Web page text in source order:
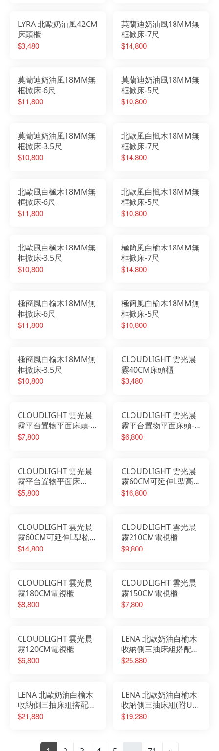
LYRA 北歐奶油風42CM
床頭櫃
$3,480
莫蘭迪奶油風18MM無
框掀床-7尺
$14,800
莫蘭迪奶油風18MM無
框掀床-6尺
$11,800
莫蘭迪奶油風18MM無
框掀床-5尺
$10,800
莫蘭迪奶油風18MM無
框掀床-3.5尺
$10,800
北歐風白楓木18MM無
框掀床-7尺
$14,800
北歐風白楓木18MM無
框掀床-6尺
$11,800
北歐風白楓木18MM無
框掀床-5尺
$10,800
北歐風白楓木18MM無
框掀床-3.5尺
$10,800
極簡風白榆木18MM無
框掀床-7尺
$14,800
極簡風白榆木18MM無
框掀床-6尺
$11,800
極簡風白榆木18MM無
框掀床-5尺
$10,800
極簡風白榆木18MM無
框掀床-3.5尺
$10,800
CLOUDLIGHT 雲光晨
霧40CM床頭櫃
$3,480
CLOUDLIGHT 雲光晨
霧平台置物平面床頭-6
尺
$7,800
CLOUDLIGHT 雲光晨
霧平台置物平面床頭-5
尺
$6,800
CLOUDLIGHT 雲光晨
霧平台置物平面床
頭-3.5尺
$5,800
CLOUDLIGHT 雲光晨
霧60CM可延伸L型高被
櫥梳桌櫃組
$16,800
CLOUDLIGHT 雲光晨
霧60CM可延伸L型梳桌
櫃組
$14,800
CLOUDLIGHT 雲光晨
霧210CM電視櫃
$9,800
CLOUDLIGHT 雲光晨
霧180CM電視櫃
$8,800
CLOUDLIGHT 雲光晨
霧150CM電視櫃
$7,800
CLOUDLIGHT 雲光晨
霧120CM電視櫃
$6,800
LENA 北歐奶油白榆木
收納側三抽床組搭配床
邊櫃(附USB插座)-標準
$25,880
LENA 北歐奶油白榆木
收納側三抽床組搭配床
邊櫃(附USB插座)-單人
$21,880
LENA 北歐奶油白榆木
收納側三抽床組(附USB
插座)-雙人加大6尺
$19,280